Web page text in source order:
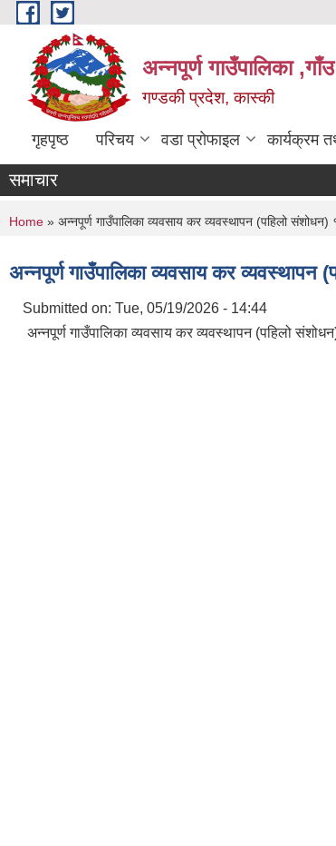
Skip to main content
अन्नपूर्ण गाउँपालिका
गण्डकी प्रदेश, कास्की
गृहपृष्ठ परिचय वडा प्रोफाइल कार्यक्रम
समाचार
You are here
Home » अन्नपूर्ण गाउँपालिका व्यवसाय कर व्यवस्थापन (पहिलो संशोधन)
अन्नपूर्ण गाउँपालिका व्यवसाय कर व्यवस्थापन
Submitted on: Tue, 05/19/2026 - 14:44
अन्नपूर्ण गाउँपालिका व्यवसाय कर व्यवस्थापन (पहिलो